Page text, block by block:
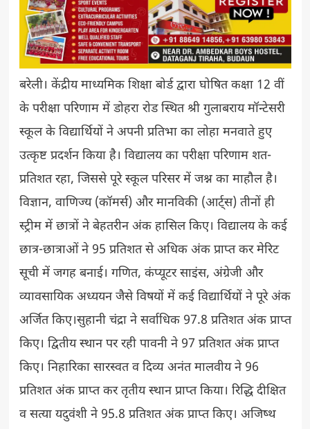
बरेली। केंद्रीय माध्यमिक शिक्षा बोर्ड द्वारा घोषित कक्षा 12 वीं
के परीक्षा परिणाम में डोहरा रोड स्थित श्री गुलाबराय मॉन्टेसरी
स्कूल के विद्यार्थियों ने अपनी प्रतिभा का लोहा मनवाते हुए
उत्कृष्ट प्रदर्शन किया है। विद्यालय का परीक्षा परिणाम शत-
प्रतिशत रहा, जिससे पूरे स्कूल परिसर में जश्न का माहौल है।
विज्ञान, वाणिज्य (कॉमर्स) और मानविकी (आर्ट्स) तीनों ही
स्ट्रीम में छात्रों ने बेहतरीन अंक हासिल किए। विद्यालय के कई
छात्र-छात्राओं ने 95 प्रतिशत से अधिक अंक प्राप्त कर मेरिट
सूची में जगह बनाई। गणित, कंप्यूटर साइंस, अंग्रेजी और
व्यावसायिक अध्ययन जैसे विषयों में कई विद्यार्थियों ने पूरे अंक
अर्जित किए।सुहानी चंद्रा ने सर्वाधिक 97.8 प्रतिशत अंक प्राप्त
किए। द्वितीय स्थान पर रही पावनी ने 97 प्रतिशत अंक प्राप्त
किए। निहारिका सारस्वत व दिव्य अनंत मालवीय ने 96
प्रतिशत अंक प्राप्त कर तृतीय स्थान प्राप्त किया। रिद्धि दीक्षित
व सत्या यदुवंशी ने 95.8 प्रतिशत अंक प्राप्त किए। अजिष्थ